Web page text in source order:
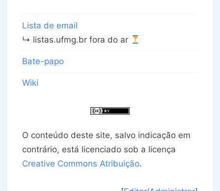
Lista de email
↳ listas.ufmg.br fora do ar
Bate-papo
Wiki
O conteúdo deste site, salvo indicação em
contrário, está licenciado sob a licença
Creative Commons Atribuição.